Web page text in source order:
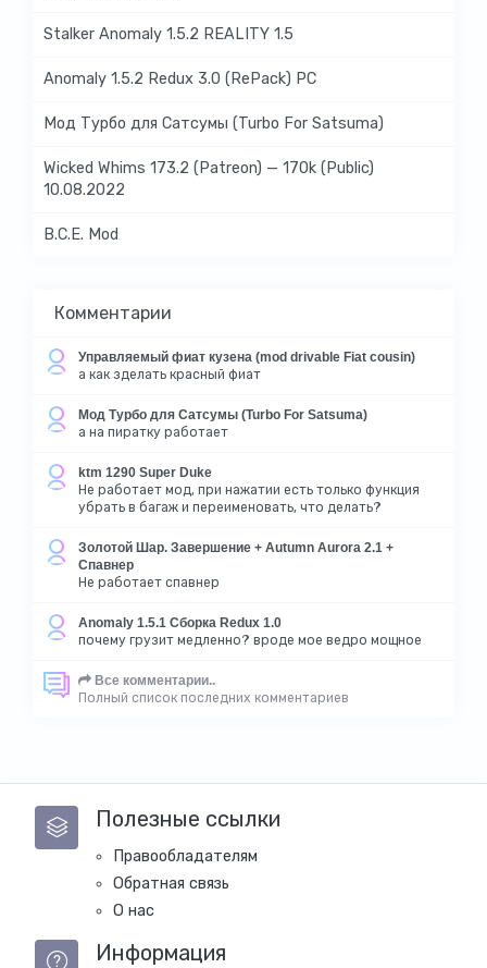
Stalker Anomaly 1.5.2 REALITY 1.5
Anomaly 1.5.2 Redux 3.0 (RePack) PC
Мод Турбо для Сатсумы (Turbo For Satsuma)
Wicked Whims 173.2 (Patreon) — 170k (Public)
10.08.2022
B.C.E. Mod
Комментарии
Управляемый фиат кузена (mod drivable Fiat cousin)
а как зделать красный фиат
Мод Турбо для Сатсумы (Turbo For Satsuma)
а на пиратку работает
ktm 1290 Super Duke
Не работает мод, при нажатии есть только функция
убрать в багаж и переименовать, что делать?
Золотой Шар. Завершение + Autumn Aurora 2.1 +
Спавнер
Не работает спавнер
Anomaly 1.5.1 Сборка Redux 1.0
почему грузит медленно? вроде мое ведро мощное
Все комментарии..
Полный список последних комментариев
Полезные ссылки
Правообладателям
Обратная связь
О нас
Информация